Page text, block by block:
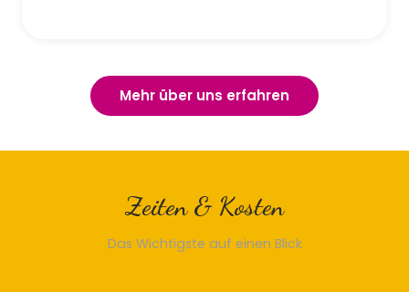
Mehr über uns erfahren
Zeiten & Kosten
Das Wichtigste auf einen Blick